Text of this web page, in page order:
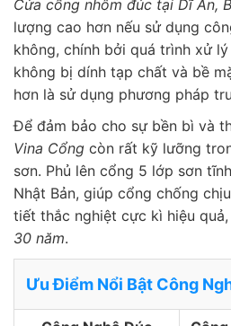
Cửa cổng nhôm đúc tại Dĩ An,
lượng cao hơn nếu sử dụng
không, chính bởi quá trình xử
không bị dính tạp chất và bề
hơn là sử dụng phương pháp
Để đảm bảo cho sự bền bì và
Vina Cổng còn rất kỹ lưỡng
sơn. Phủ lên cổng 5 lớp sơn
Nhật Bản, giúp cổng chống
tiết thắc nghiệt cực kì hiệu quả,
30 năm.
Ưu Điểm Nổi Bật Công